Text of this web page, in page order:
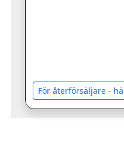
För återförsäljare -